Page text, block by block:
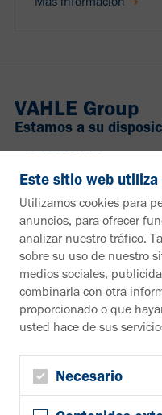
VAHLE Group
Estamos a su
+49 2307 704-0
info@vahle.de
Paul Vahle GmbH & Co. KG
Westicker Str. 52
59174 Kamen
Alemania
¿Desea más
Material informativo
A la zona de descargas
Boletín
Suscribirse al boletín de
Síguenos en
Este sitio web utiliza
Utilizamos cookies para
anuncios, para ofrecer
analizar nuestro tráfico.
sobre su uso de nuestro
medios sociales,
combinarla con otra
proporcionado o que
usted hace de sus
Necesario